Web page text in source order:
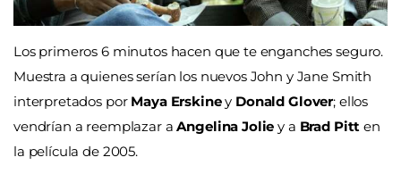
Los primeros 6 minutos hacen que te enganches seguro.
Muestra a quienes serían los nuevos John y Jane Smith
interpretados por Maya Erskiney Donald Glover; ellos
vendrían a reemplazar aAngelina Jolie y a Brad Pitt en
la película de 2005.